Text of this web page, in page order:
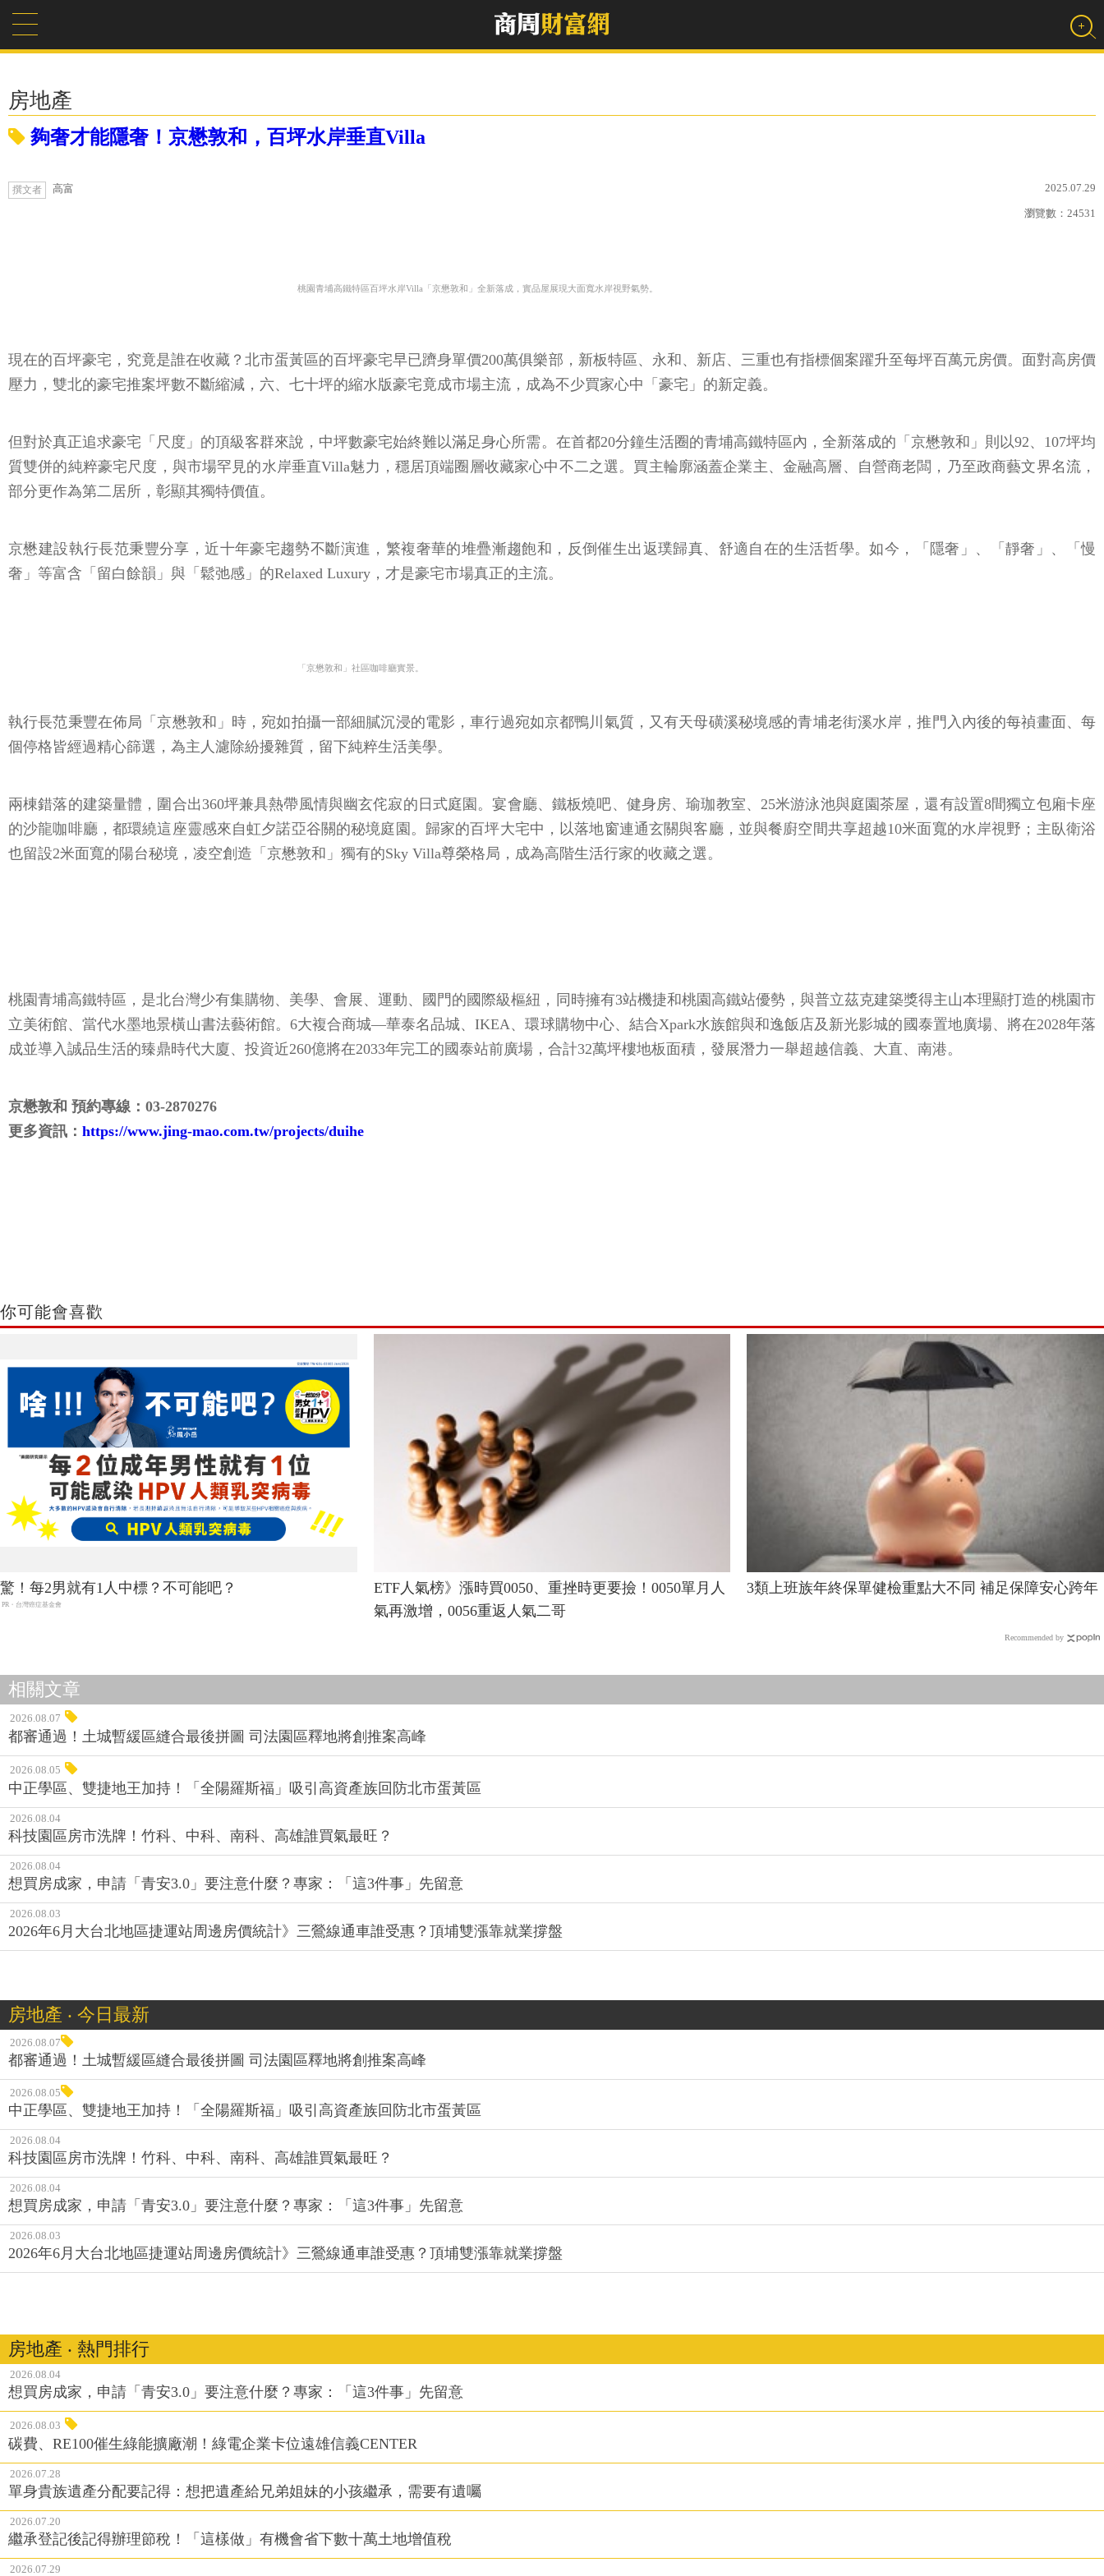
房地產
夠奢才能隱奢！京懋敦和，百坪水岸垂直Villa
撰文者 高富 2025.07.29
瀏覽數： 24531
桃園青埔高鐵特區百坪水岸Villa「京懋敦和」全新落成，實品屋展現大面寬水岸視野氣勢。
現在的百坪豪宅，究竟是誰在收藏？北市蛋黃區的百坪豪宅早已躋身單價200萬俱樂部，新板特區、永和、新店、三重也有指標個案躍升至每坪百萬元房價。面對高房價
壓力，雙北的豪宅推案坪數不斷縮減，六、七十坪的縮水版豪宅竟成市場主流，成為不少買家心中「豪宅」的新定義。
但對於真正追求豪宅「尺度」的頂級客群來說，中坪數豪宅始終難以滿足身心所需。在首都20分鐘生活圈的青埔高鐵特區內，全新落成的「京懋敦和」則以92、107坪均
質雙併的純粹豪宅尺度，與市場罕見的水岸垂直Villa魅力，穩居頂端圈層收藏家心中不二之選。買主輪廓涵蓋企業主、金融高層、自營商老闆，乃至政商藝文界名流，
部分更作為第二居所，彰顯其獨特價值。
京懋建設執行長范秉豐分享，近十年豪宅趨勢不斷演進，繁複奢華的堆疊漸趨飽和，反倒催生出返璞歸真、舒適自在的生活哲學。如今，「隱奢」、「靜奢」、「慢
奢」等富含「留白餘韻」與「鬆弛感」的Relaxed Luxury，才是豪宅市場真正的主流。
「京懋敦和」社區咖啡廳實景。
執行長范秉豐在佈局「京懋敦和」時，宛如拍攝一部細膩沉浸的電影，車行過宛如京都鴨川氣質，又有天母磺溪秘境感的青埔老街溪水岸，推門入內後的每禎畫面、每
個停格皆經過精心篩選，為主人濾除紛擾雜質，留下純粹生活美學。
兩棟錯落的建築量體，圍合出360坪兼具熱帶風情與幽玄侘寂的日式庭園。宴會廳、鐵板燒吧、健身房、瑜珈教室、25米游泳池與庭園茶屋，還有設置8間獨立包廂卡座
的沙龍咖啡廳，都環繞這座靈感來自虹夕諾亞谷關的秘境庭園。歸家的百坪大宅中，以落地窗連通玄關與客廳，並與餐廚空間共享超越10米面寬的水岸視野；主臥衛浴
也留設2米面寬的陽台秘境，凌空創造「京懋敦和」獨有的Sky Villa尊榮格局，成為高階生活行家的收藏之選。
桃園青埔高鐵特區，是北台灣少有集購物、美學、會展、運動、國門的國際級樞紐，同時擁有3站機捷和桃園高鐵站優勢，與普立茲克建築獎得主山本理顯打造的桃園市
立美術館、當代水墨地景橫山書法藝術館。6大複合商城—華泰名品城、IKEA、環球購物中心、結合Xpark水族館與和逸飯店及新光影城的國泰置地廣場、將在2028年落
成並導入誠品生活的臻鼎時代大廈、投資近260億將在2033年完工的國泰站前廣場，合計32萬坪樓地板面積，發展潛力一舉超越信義、大直、南港。
京懋敦和 預約專線：03-2870276
更多資訊： https://www.jing-mao.com.tw/projects/duihe
你可能會喜歡
驚！每2男就有1人中標？不可能吧？
PR・台灣癌症基金會
ETF人氣榜》漲時買0050、重挫時更要撿！0050單月人
氣再激增，0056重返人氣二哥
3類上班族年終保單健檢重點大不同 補足保障安心跨年
Recommended by
相關文章
2026.08.07
都審通過！土城暫緩區縫合最後拼圖 司法園區釋地將創推案高峰
2026.08.05
中正學區、雙捷地王加持！「全陽羅斯福」吸引高資產族回防北市蛋黃區
2026.08.04
科技園區房市洗牌！竹科、中科、南科、高雄誰買氣最旺？
2026.08.04
想買房成家，申請「青安3.0」要注意什麼？專家：「這3件事」先留意
2026.08.03
2026年6月大台北地區捷運站周邊房價統計》三鶯線通車誰受惠？頂埔雙漲靠就業撐盤
房地產 ‧ 今日最新
2026.08.07
都審通過！土城暫緩區縫合最後拼圖 司法園區釋地將創推案高峰
2026.08.05
中正學區、雙捷地王加持！「全陽羅斯福」吸引高資產族回防北市蛋黃區
2026.08.04
科技園區房市洗牌！竹科、中科、南科、高雄誰買氣最旺？
2026.08.04
想買房成家，申請「青安3.0」要注意什麼？專家：「這3件事」先留意
2026.08.03
2026年6月大台北地區捷運站周邊房價統計》三鶯線通車誰受惠？頂埔雙漲靠就業撐盤
房地產 ‧ 熱門排行
2026.08.04
想買房成家，申請「青安3.0」要注意什麼？專家：「這3件事」先留意
2026.08.03
碳費、RE100催生綠能擴廠潮！綠電企業卡位遠雄信義CENTER
2026.07.28
單身貴族遺產分配要記得：想把遺產給兄弟姐妹的小孩繼承，需要有遺囑
2026.07.20
繼承登記後記得辦理節稅！「這樣做」有機會省下數十萬土地增值稅
2026.07.29